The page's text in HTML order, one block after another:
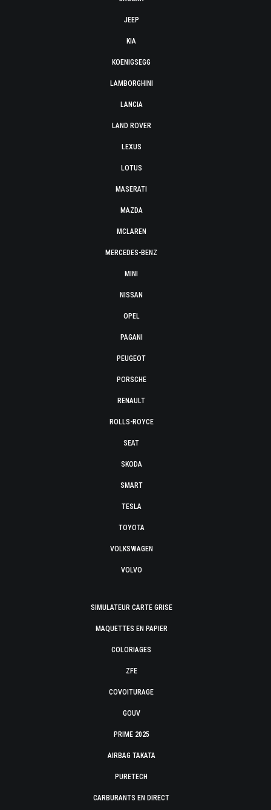
JEEP
KIA
KOENIGSEGG
LAMBORGHINI
LANCIA
LAND ROVER
LEXUS
LOTUS
MASERATI
MAZDA
MCLAREN
MERCEDES-BENZ
MINI
NISSAN
OPEL
PAGANI
PEUGEOT
PORSCHE
RENAULT
ROLLS-ROYCE
SEAT
SKODA
SMART
TESLA
TOYOTA
VOLKSWAGEN
VOLVO
SIMULATEUR CARTE GRISE
MAQUETTES EN PAPIER
COLORIAGES
ZFE
COVOITURAGE
GOUV
PRIME 2025
AIRBAG TAKATA
PURETECH
CARBURANTS EN DIRECT